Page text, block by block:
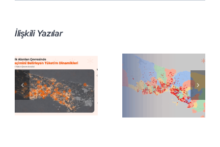
İlişkili Yazılar